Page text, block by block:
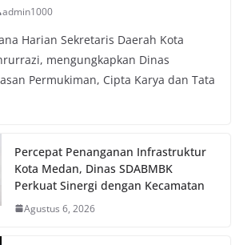
admin1000
Harian Sekretaris Daerah Kota
mengungkapkan Dinas
Permukiman, Cipta Karya dan Tata
Percepat Penanganan Infrastruktur
Kota Medan, Dinas SDABMBK
Perkuat Sinergi dengan Kecamatan
Agustus 6, 2026